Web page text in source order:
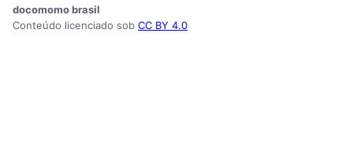
docomomo brasil
Conteúdo licenciado sob CC BY 4.0